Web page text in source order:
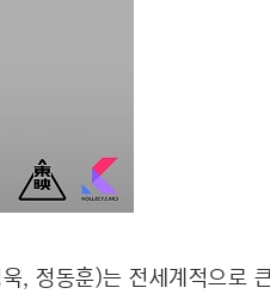
동훈)는 전세계적으로